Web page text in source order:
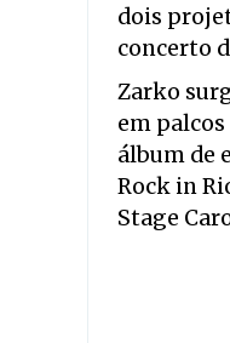
dois
concerto
Zarko
em
álbum de
Rock in
Stage